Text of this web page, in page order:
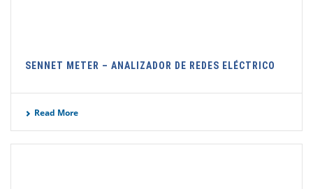
SENNET METER – ANALIZADOR DE REDES ELÉCTRICO
Read More